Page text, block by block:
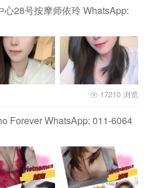
28号按摩师依玲 WhatsApp:
17210 浏览
Forever WhatsApp: 011-6064